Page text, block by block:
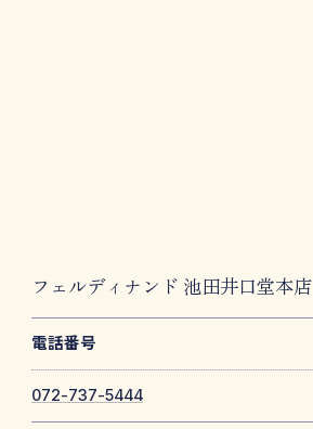
フェルディナンド 池田井口堂本店
電話番号
072-737-5444